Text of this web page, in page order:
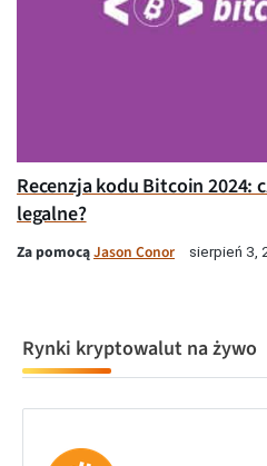
Recenzja kodu Bitcoin 2024:
legalne?
Za pomocąJason Conor sierpień 3,
Rynki kryptowalut na żywo